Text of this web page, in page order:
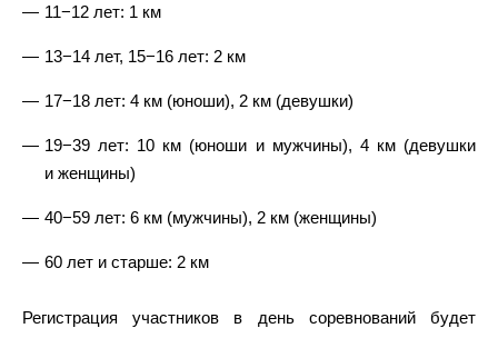
11−12 лет: 1 км
13−14 лет, 15−16 лет: 2 км
17−18 лет: 4 км (юноши), 2 км (девушки)
19−39 лет: 10 км (юноши и мужчины), 4 км (девушки
и женщины)
40−59 лет: 6 км (мужчины), 2 км (женщины)
60 лет и старше: 2 км
Регистрация участников в день соревнований будет